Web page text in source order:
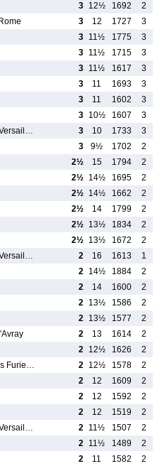
3 12½ 1692
2
3 12 1727
3
3 11½ 1775
3
3 11½ 1715
3
3 11½ 1617
3
3 11 1693
3
3 11 1602
3
3 10½ 1607
3
3 10 1733
3
3 9½ 1702
2
2½ 15 1794
2
2½ 14½ 1695
2
2½ 14½ 1662
2
2½ 14 1799
2
2½ 13½ 1834
2
2½ 13½ 1672
2
2 16 1613
1
2 14½ 1884
2
2 14 1600
2
2 13½ 1586
2
2 13½ 1577
2
2 13 1614
2
2 12½ 1626
2
Furie… 2 12½ 1578
2
2 12 1609
2
2 12 1592
2
2 12 1519
2
2 11½ 1507
2
2 11½ 1489
2
2 11 1582
2